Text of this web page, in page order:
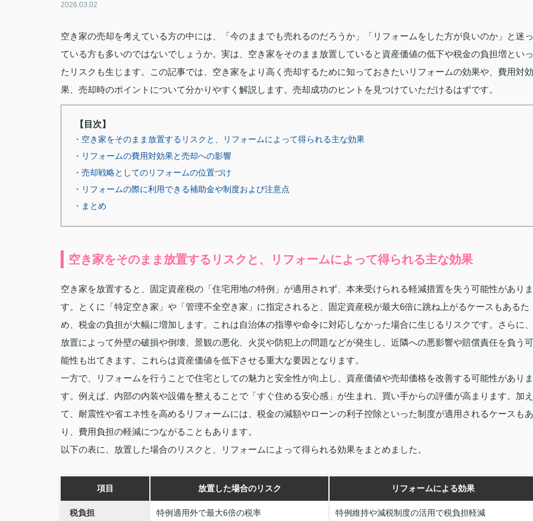
2026.03.02
空き家の売却を考えている方の中には、「今のままでも売れるのだろうか」「リフォームをした方が良いのか」と迷っ
ている方も多いのではないでしょうか。実は、空き家をそのまま放置していると資産価値の低下や税金の負担増といっ
たリスクも生じます。この記事では、空き家をより高く売却するために知っておきたいリフォームの効果や、費用対効
果、売却時のポイントについて分かりやすく解説します。売却成功のヒントを見つけていただけるはずです。
【目次】
・空き家をそのまま放置するリスクと、リフォームによって得られる主な効果
・リフォームの費用対効果と売却への影響
・売却戦略としてのリフォームの位置づけ
・リフォームの際に利用できる補助金や制度および注意点
・まとめ
空き家をそのまま放置するリスクと、リフォームによって得られる主な効果
空き家を放置すると、固定資産税の「住宅用地の特例」が適用されず、本来受けられる軽減措置を失う可能性がありま
す。とくに「特定空き家」や「管理不全空き家」に指定されると、固定資産税が最大6倍に跳ね上がるケースもあるた
め、税金の負担が大幅に増加します。これは自治体の指導や命令に対応しなかった場合に生じるリスクです。さらに、
放置によって外壁の破損や倒壊、景観の悪化、火災や防犯上の問題などが発生し、近隣への悪影響や賠償責任を負う可
能性も出てきます。これらは資産価値を低下させる重大な要因となります。
一方で、リフォームを行うことで住宅としての魅力と安全性が向上し、資産価値や売却価格を改善する可能性がありま
す。例えば、内部の内装や設備を整えることで「すぐ住める安心感」が生まれ、買い手からの評価が高まります。加え
て、耐震性や省エネ性を高めるリフォームには、税金の減額やローンの利子控除といった制度が適用されるケースもあ
り、費用負担の軽減につながることもあります。
以下の表に、放置した場合のリスクと、リフォームによって得られる効果をまとめました。
項目 放置した場合のリスク リフォームによる効果
税負担 特例適用外で最大6倍の税率 特例維持や減税制度の活用で税負担軽減